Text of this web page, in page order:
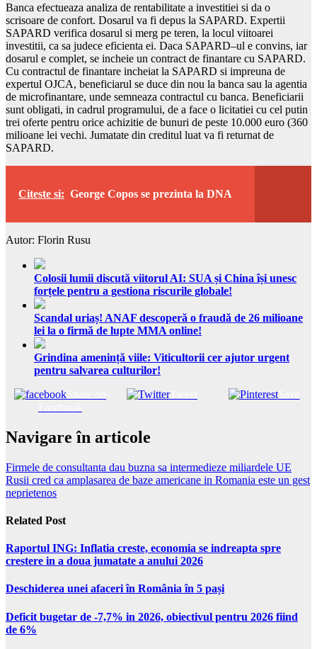
Banca efectueaza analiza de rentabilitate a investitiei si da o
scrisoare de confort. Dosarul va fi depus la SAPARD. Expertii
SAPARD verifica dosarul si merg pe teren, la locul viitoarei
investitii, ca sa judece eficienta ei. Daca SAPARD–ul e convins, iar
dosarul e complet, se incheie un contract de finantare cu SAPARD.
Cu contractul de finantare incheiat la SAPARD si impreuna de
expertul OJCA, beneficiarul se duce din nou la banca sau la agentia
de microfinantare, unde semneaza contractul cu banca. Beneficiarii
sunt obligati, in cadrul programului, de a face o licitatiei cu cel putin
trei oferte pentru orice achizitie de bunuri de peste 10.000 euro (360
milioane lei vechi. Jumatate din creditul luat va fi returnat de
SAPARD.
Citeste si: George Copos se prezinta la DNA
Autor: Florin Rusu
Colosii lumii discută viitorul AI: SUA și China își unesc
forțele pentru a gestiona riscurile globale!
Scandal uriaș! ANAF descoperă o fraudă de 26 milioane
lei la o firmă de lupte MMA online!
Grindina amenință viile: Viticultorii cer ajutor urgent
pentru salvarea culturilor!
Tweet Save
Navigare în articole
Firmele de consultanta dau buzna sa intermedieze miliardele UE
Rusii cred ca amplasarea de baze americane in Romania este un gest
neprietenos
Related Post
Raportul ING: Inflatia creste, economia se indreapta spre
crestere in a doua jumatate a anului 2026
Deschiderea unei afaceri în România în 5 pași
Deficit bugetar de -7,7% in 2026, obiectivul pentru 2026 fiind
de 6%